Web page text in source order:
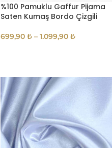
%100 Pamuklu Gaffur Pijama
Saten Kumaş Bordo Çizgili
699,90 ₺ – 1.099,90 ₺